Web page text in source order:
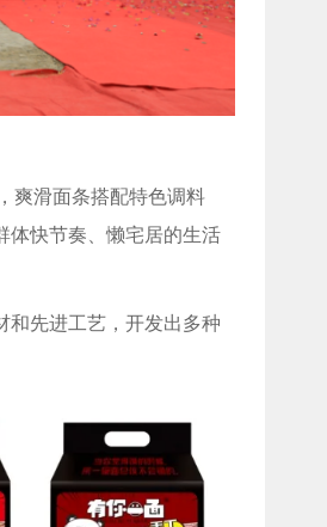
爽滑面条搭配特色调料
体快节奏、懒宅居的生活
和先进工艺，开发出多种